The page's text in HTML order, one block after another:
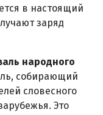
в настоящий
заряд
народного
собирающий
словесного
Это